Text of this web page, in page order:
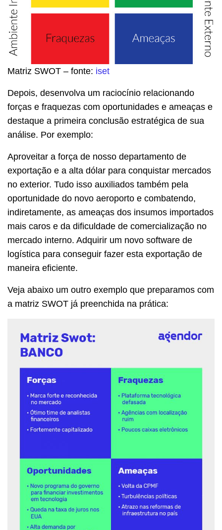
Matriz SWOT – fonte: iset
Depois, desenvolva um raciocínio relacionando
forças e fraquezas com oportunidades e ameaças e
destaque a primeira conclusão estratégica de sua
análise. Por exemplo:
Aproveitar a força de nosso departamento de
exportação e a alta dólar para conquistar mercados
no exterior. Tudo isso auxiliados também pela
oportunidade do novo aeroporto e combatendo,
indiretamente, as ameaças dos insumos importados
mais caros e da dificuldade de comercialização no
mercado interno. Adquirir um novo software de
logística para conseguir fazer esta exportação de
maneira eficiente.
Veja abaixo um outro exemplo que preparamos com
a matriz SWOT já preenchida na prática: